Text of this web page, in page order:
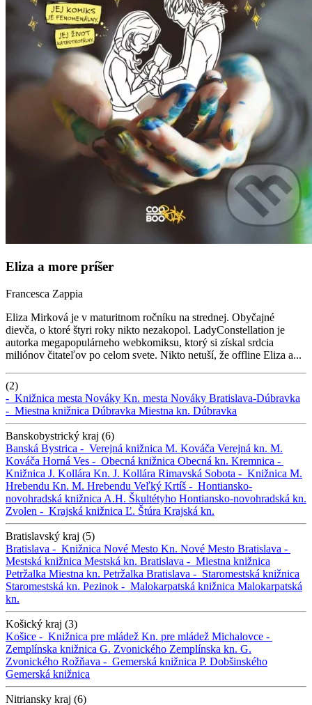
Eliza a more príšer
Francesca Zappia
Eliza Mirková je v maturitnom ročníku na strednej. Obyčajné
dievča, o ktoré štyri roky nikto nezakopol. LadyConstellation je
autorka megapopulárneho webkomiksu, ktorý si získal srdcia
miliónov čitateľov po celom svete. Nikto netuší, že offline Eliza a...
(2)
- Knižnica mesta Nováky Kn. mesta Nováky Bratislava-Dúbravka
- Miestna knižnica Dúbravka Miestna kn. Dúbravka
Banskobystrický kraj (6)
Banská Bystrica - Verejná knižnica M. Kováča Verejná kn. M.
Kováča Horná Ves - Obecná knižnica Obecná kn. Kremnica -
Knižnica J. Kollára Kn. J. Kollára Rimavská Sobota - Knižnica M.
Hrebendu Kn. M. Hrebendu Veľký Krtíš - Hontiansko-
novohradská knižnica A.H. Škultétyho Hontiansko-novohradská kn.
Zvolen - Krajská knižnica Ľ. Štúra Krajská kn.
Bratislavský kraj (5)
Bratislava - Knižnica Nové Mesto Kn. Nové Mesto Bratislava -
Mestská knižnica Mestská kn. Bratislava - Miestna knižnica
Petržalka Miestna kn. Petržalka Bratislava - Staromestská knižnica
Staromestská kn. Pezinok - Malokarpatská knižnica Malokarpatská
kn.
Košický kraj (3)
Košice - Knižnica pre mládež Kn. pre mládež Michalovce -
Zemplínska knižnica G. Zvonického Zemplínska kn. G.
Zvonického Rožňava - Gemerská knižnica P. Dobšinského
Gemerská knižnica
Nitriansky kraj (6)